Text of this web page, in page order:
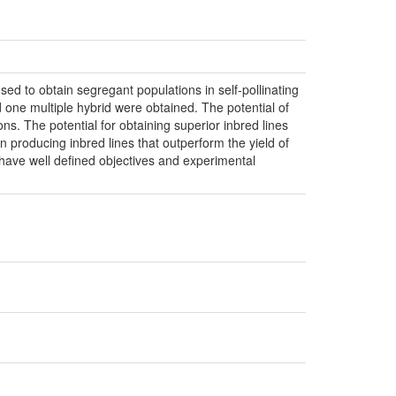
to obtain segregant populations in self-pollinating
multiple hybrid were obtained. The potential of
The potential for obtaining superior inbred lines
producing inbred lines that outperform the yield of
well defined objectives and experimental